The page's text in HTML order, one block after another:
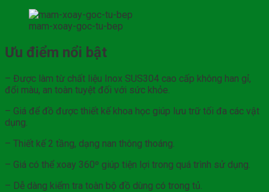
mam-xoay-goc-tu-bep
Ưu điểm nổi bật
– Được làm từ chất liệu Inox SUS304 cao cấp không han gỉ,
đổi màu, an toàn tuyệt đối với sức khỏe.
– Giá để đồ được thiết kế khoa học giúp lưu trữ tối đa các vật
dụng.
– Thiết kế 2 tầng, dạng nan thông thoáng.
– Giá có thể xoay 360º giúp tiện lợi trong quá trình sử dụng.
– Dễ dàng kiểm tra toàn bộ đồ dùng có trong tủ.